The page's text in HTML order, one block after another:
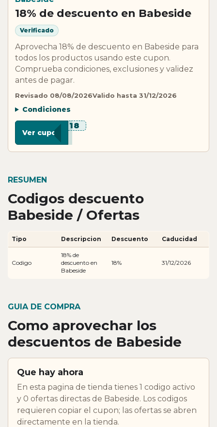
18% de descuento en Babeside
Verificado
Aprovecha 18% de descuento en Babeside para
todos los productos usando este cupon.
Comprueba condiciones, exclusiones y validez
antes de pagar.
Revisado 08/08/2026Valido hasta 31/12/2026
Condiciones
***F18
Ver cupon
RESUMEN
Codigos descuento
Babeside / Ofertas
Tipo Descripcion Descuento Caducidad
Codigo
18% de
descuento en
Babeside
18% 31/12/2026
GUIA DE COMPRA
Como aprovechar los
descuentos de Babeside
Que hay ahora
En esta pagina de tienda tienes 1 codigo activo
y 0 ofertas directas de Babeside. Los codigos
requieren copiar el cupon; las ofertas se abren
directamente en la tienda.